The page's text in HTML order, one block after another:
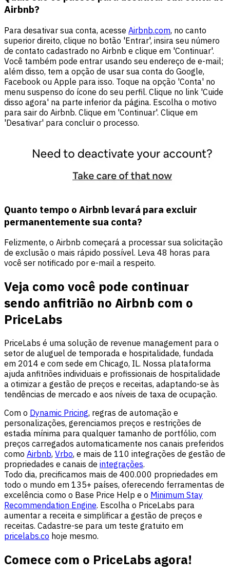
Airbnb?
Para desativar sua conta, acesse Airbnb.com, no canto
superior direito, clique no botão 'Entrar', insira seu número
de contato cadastrado no Airbnb e clique em 'Continuar'.
Você também pode entrar usando seu endereço de e-mail;
além disso, tem a opção de usar sua conta do Google,
Facebook ou Apple para isso. Toque na opção 'Conta' no
menu suspenso do ícone do seu perfil. Clique no link 'Cuide
disso agora' na parte inferior da página. Escolha o motivo
para sair do Airbnb. Clique em 'Continuar'. Clique em
'Desativar' para concluir o processo.
Quanto tempo o Airbnb levará para excluir
permanentemente sua conta?
Felizmente, o Airbnb começará a processar sua solicitação
de exclusão o mais rápido possível. Leva 48 horas para
você ser notificado por e-mail a respeito.
Veja como você pode continuar
sendo anfitrião no Airbnb com o
PriceLabs
PriceLabs é uma solução de revenue management para o
setor de aluguel de temporada e hospitalidade, fundada
em 2014 e com sede em Chicago, IL. Nossa plataforma
ajuda anfitriões individuais e profissionais de hospitalidade
a otimizar a gestão de preços e receitas, adaptando-se às
tendências de mercado e aos níveis de taxa de ocupação.
Com o Dynamic Pricing, regras de automação e
personalizações, gerenciamos preços e restrições de
estadia mínima para qualquer tamanho de portfólio, com
preços carregados automaticamente nos canais preferidos
como Airbnb, Vrbo, e mais de 110 integrações de gestão de
propriedades e canais de integrações.
Todo dia, precificamos mais de 400.000 propriedades em
todo o mundo em 135+ países, oferecendo ferramentas de
excelência como o Base Price Help e o Minimum Stay
Recommendation Engine. Escolha o PriceLabs para
aumentar a receita e simplificar a gestão de preços e
receitas. Cadastre-se para um teste gratuito em
pricelabs.co hoje mesmo.
Comece com o PriceLabs agora!